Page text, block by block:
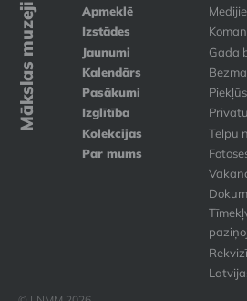
Mākslas muzeji
Apmeklē
Izstādes
Jaunumi
Kalendārs
Pasākumi
Izglītība
Kolekcijas
Par mums
Gada
Telpu